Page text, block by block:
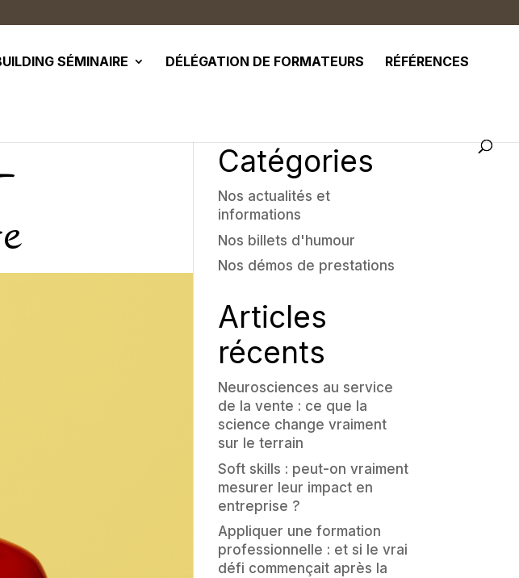
SÉMINAIRE DÉLÉGATION DE FORMATEURS RÉFÉRENCES
Catégories
Nos actualités et
informations
Nos billets d'humour
Nos démos de prestations
Articles
récents
Neurosciences au service
de la vente : ce que la
science change vraiment
sur le terrain
Soft skills : peut-on vraiment
mesurer leur impact en
entreprise ?
Appliquer une formation
professionnelle : et si le vrai
défi commençait après la